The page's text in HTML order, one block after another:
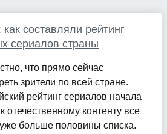
составляли рейтинг
сериалов страны
что прямо сейчас
зрители по всей стране.
рейтинг сериалов начала
отечественному контенту все
больше половины списка.